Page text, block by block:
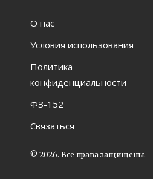
О нас
Условия использования
Политика
конфиденциальности
ФЗ-152
Связаться
© 2026. Все права защищены.